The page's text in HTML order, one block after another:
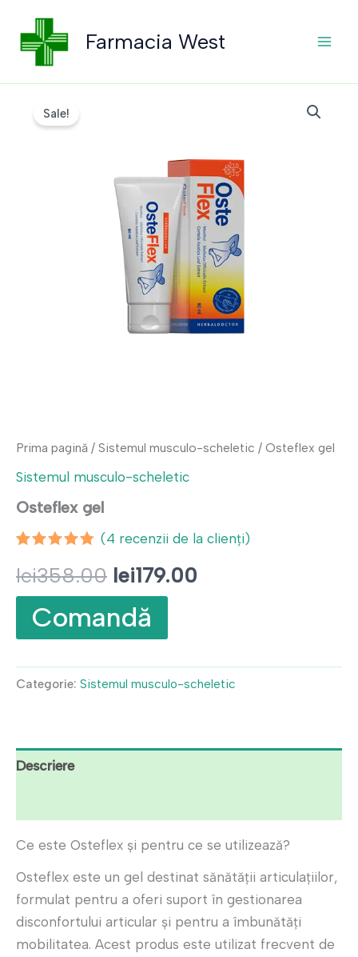
content
Farmacia West
Sale!
Prima pagină / Sistemul musculo-scheletic / Osteflex gel
Sistemul musculo-scheletic
Osteflex gel
4.67 din 5
pe baza a
evaluări
de la
clienți
(4 recenzii de la clienți)
lei358.00 Prețul
inițial
a
fost:
lei179.00
lei179.00.
Comandă
Categorie: Sistemul musculo-scheletic
Descriere
Ce este Osteflex și pentru ce se utilizează?
Osteflex este un gel destinat sănătății articulațiilor,
formulat pentru a oferi suport în gestionarea
disconfortului articular și pentru a îmbunătăți
mobilitatea. Acest produs este utilizat frecvent de